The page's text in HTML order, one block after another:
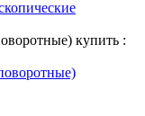
купить :